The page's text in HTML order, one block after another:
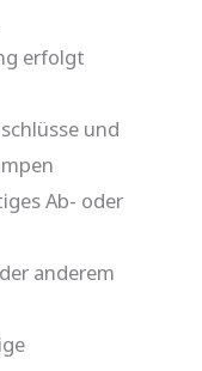
erfolgt
und
Ab- oder
anderem